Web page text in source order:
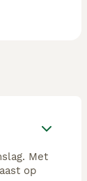
Met
op